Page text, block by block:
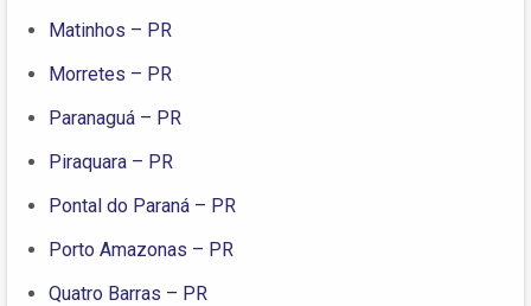
Matinhos – PR
Morretes – PR
Paranaguá – PR
Piraquara – PR
Pontal do Paraná – PR
Porto Amazonas – PR
Quatro Barras – PR